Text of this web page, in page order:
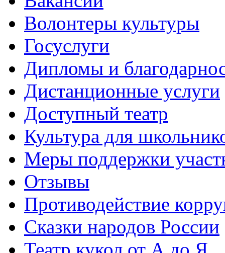
Волонтеры культуры
Госуслуги
Дипломы и
Дистанционные услуги
Доступный театр
Культура для
Меры поддержки
Отзывы
Противодействие
Сказки народов России